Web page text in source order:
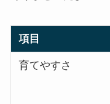
項目
育てやすさ